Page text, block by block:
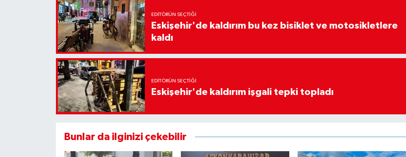
EDITÖRÜN SEÇTIĞI
Eskişehir'de kaldırım bu kez bisiklet ve motosikletlere
kaldı
EDITÖRÜN SEÇTIĞI
Eskişehir'de kaldırım işgali tepki topladı
Bunlar da ilginizi çekebilir